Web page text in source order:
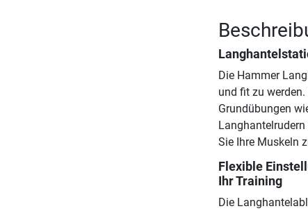
Die Hammer
und fit zu
Grundübungen
Sie Ihre Muskeln
Flexible
Ihr Training
Die